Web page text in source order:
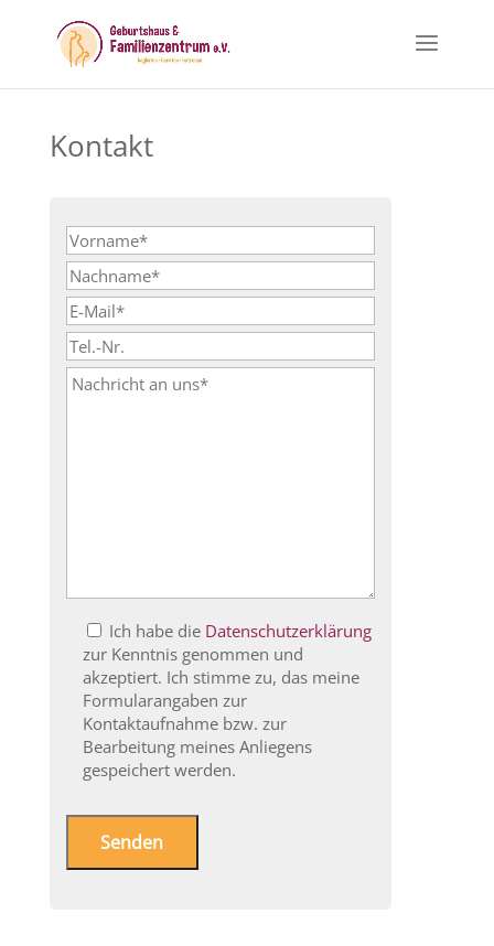
Kontakt
Ich habe die Datenschutzerklärung
zur Kenntnis genommen und
akzeptiert. Ich stimme zu, das meine
Formularangaben zur
Kontaktaufnahme bzw. zur
Bearbeitung meines Anliegens
gespeichert werden.